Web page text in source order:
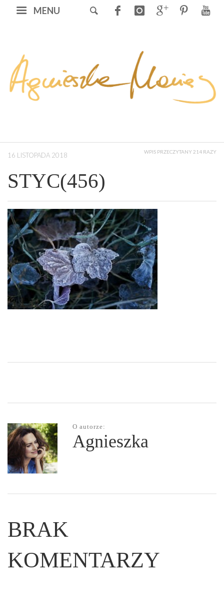
MENU
16 LISTOPADA 2018 WPIS PRZECZYTANY 214 RAZY
STYC(456)
O autorze:
Agnieszka
BRAK
KOMENTARZY